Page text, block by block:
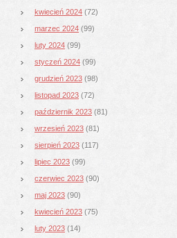
kwiecień 2024 (72)
marzec 2024 (99)
luty 2024 (99)
styczeń 2024 (99)
grudzień 2023 (98)
listopad 2023 (72)
październik 2023 (81)
wrzesień 2023 (81)
sierpień 2023 (117)
lipiec 2023 (99)
czerwiec 2023 (90)
maj 2023 (90)
kwiecień 2023 (75)
luty 2023 (14)